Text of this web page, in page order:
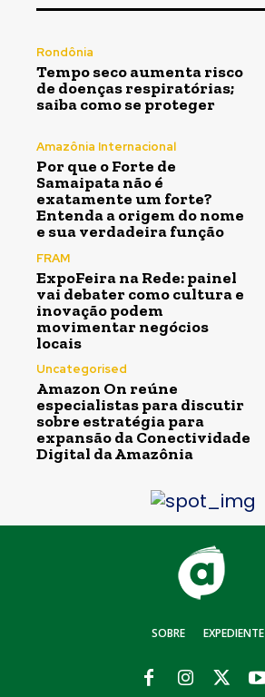
Rondônia
Tempo seco aumenta risco
de doenças respiratórias;
saiba como se proteger
Amazônia Internacional
Por que o Forte de
Samaipata não é
exatamente um forte?
Entenda a origem do nome
e sua verdadeira função
FRAM
ExpoFeira na Rede: painel
vai debater como cultura e
inovação podem
movimentar negócios
locais
Uncategorised
Amazon On reúne
especialistas para discutir
sobre estratégia para
expansão da Conectividade
Digital da Amazônia
SOBRE EXPEDIENTE